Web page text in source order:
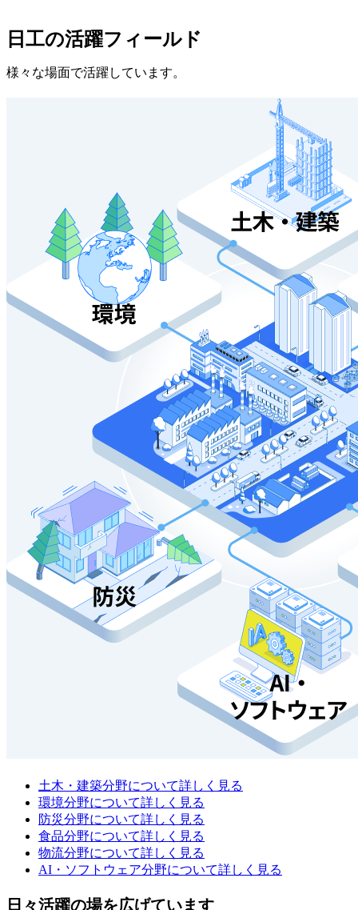
日工の活躍フィールド
様々な場面で活躍しています。
土木・建築分野について詳しく見る
環境分野について詳しく見る
防災分野について詳しく見る
食品分野について詳しく見る
物流分野について詳しく見る
AI・ソフトウェア分野について詳しく見る
日々活躍の場を広げています